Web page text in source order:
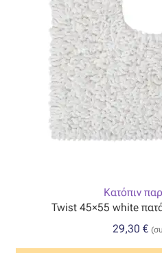
Κατόπιν
Twist 45×55 white
29,30 €